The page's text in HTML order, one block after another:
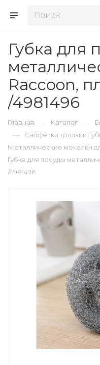
Губка для
Raccoon,
/4981496
Главная — Каталог —
— Салфетки тряпкии
Металлические мочалки
Губка для посуды
/4981496